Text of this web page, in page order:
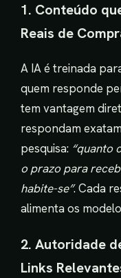
1. Conteúdo
Reais de
A IA é treinada
quem responde
tem vantagem
respondam
pesquisa: “quanto
o prazo para
habite-se”. Cada
alimenta os
2. Autoridade
Links